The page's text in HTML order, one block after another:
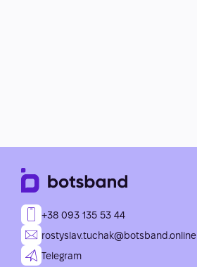
+38 093 135 53 44
rostyslav.tuchak@botsband.online
Telegram